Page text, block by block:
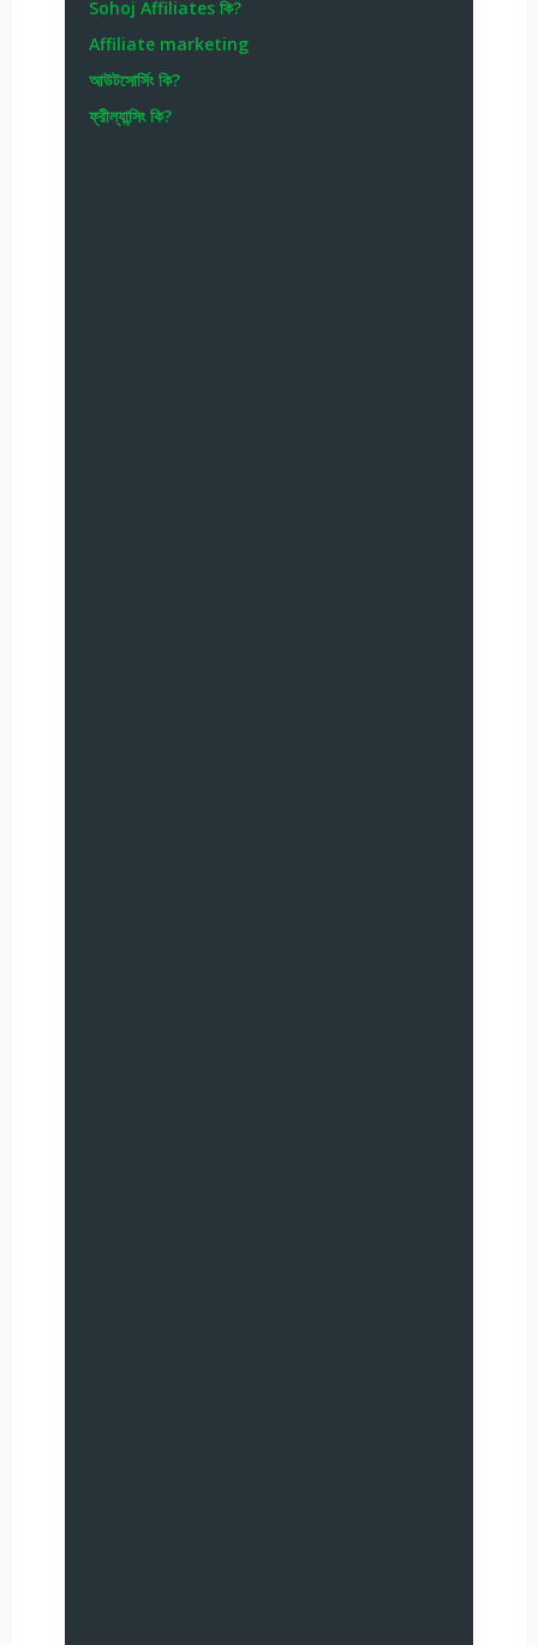
Sohoj Affiliates কি?
Affiliate marketing
আউটসোর্সিং কি?
ফ্রীল্যান্সিং কি?